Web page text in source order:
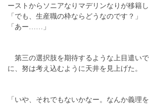
ーストからソニアなりマデリンなりが移籍し
「でも、生産職の枠ならどうなのです？」
「あー……」
第三の選択肢を期待するような上目遣い
に、努は考え込むように天井を見上げた。
「いや、それでもないかなー。なんか義理